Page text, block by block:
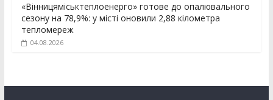
«Вінницяміськтеплоенерго» готове до опалювального
сезону на 78,9%: у місті оновили 2,88 кілометра
тепломереж
04.08.2026